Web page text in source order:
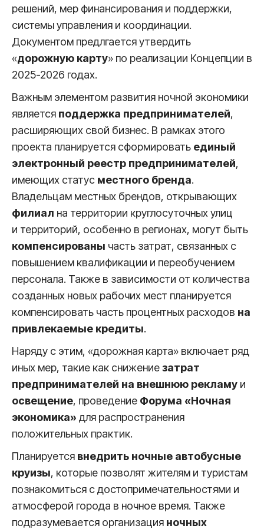
решений, мер финансирования и поддержки,
системы управления и координации.
Документом предлгается утвердить
«дорожную карту» по реализации Концепции в
2025-2026 годах.
Важным элементом развития ночной экономики
является поддержка предпринимателей,
расширяющих свой бизнес. В рамках этого
проекта планируется сформировать единый
электронный реестр предпринимателей,
имеющих статус местного бренда.
Владельцам местных брендов, открывающих
филиал на территории круглосуточных улиц
и территорий, особенно в регионах, могут быть
компенсированы часть затрат, связанных с
повышением квалификации и переобучением
персонала. Также в зависимости от количества
созданных новых рабочих мест планируется
компенсировать часть процентных расходов на
привлекаемые кредиты.
Наряду с этим, «дорожная карта» включает ряд
иных мер, такие как снижениезатрат
предпринимателей на внешнюю рекламу и
освещение, проведение Форума «Ночная
экономика» для распространения
положительных практик.
Планируется внедрить ночные автобусные
круизы, которые позволят жителям и туристам
познакомиться с достопримечательностями и
атмосферой города в ночное время. Также
подразумевается организация ночных